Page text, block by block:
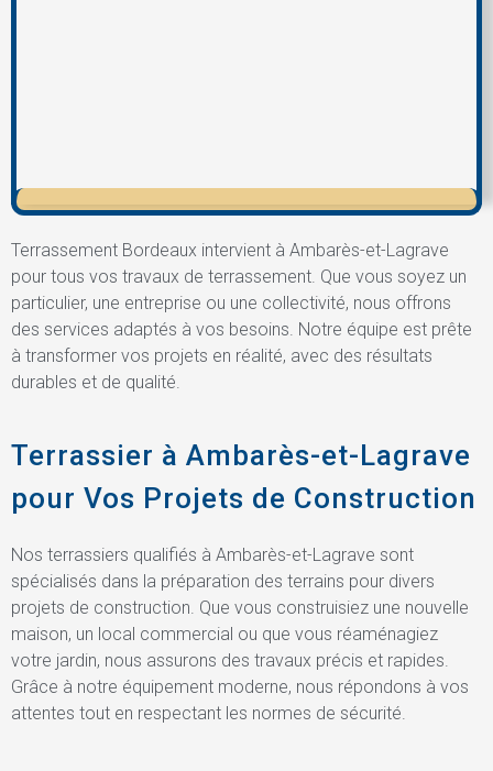
Terrassement Bordeaux intervient à Ambarès-et-Lagrave
pour tous vos travaux de terrassement. Que vous soyez un
particulier, une entreprise ou une collectivité, nous offrons
des services adaptés à vos besoins. Notre équipe est prête
à transformer vos projets en réalité, avec des résultats
durables et de qualité.
Terrassier à Ambarès-et-Lagrave
pour Vos Projets de Construction
Nos terrassiers qualifiés à Ambarès-et-Lagrave sont
spécialisés dans la préparation des terrains pour divers
projets de construction. Que vous construisiez une nouvelle
maison, un local commercial ou que vous réaménagiez
votre jardin, nous assurons des travaux précis et rapides.
Grâce à notre équipement moderne, nous répondons à vos
attentes tout en respectant les normes de sécurité.